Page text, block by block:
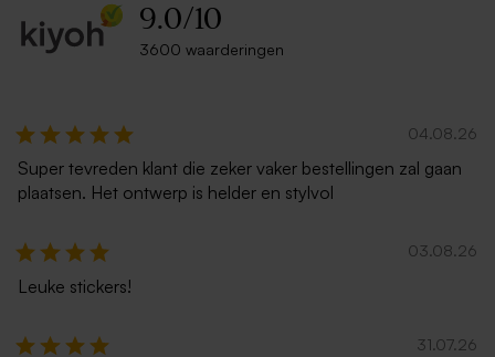
Trendy ecru envelop Rode envelop
9.0/10
3600 waarderingen
04.08.26
Super tevreden klant die zeker vaker bestellingen zal gaan
plaatsen. Het ontwerp is helder en stylvol
03.08.26
Leuke stickers!
31.07.26